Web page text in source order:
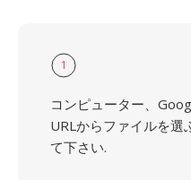
1
コンピューター、
URLからファイルを選
て下さい.